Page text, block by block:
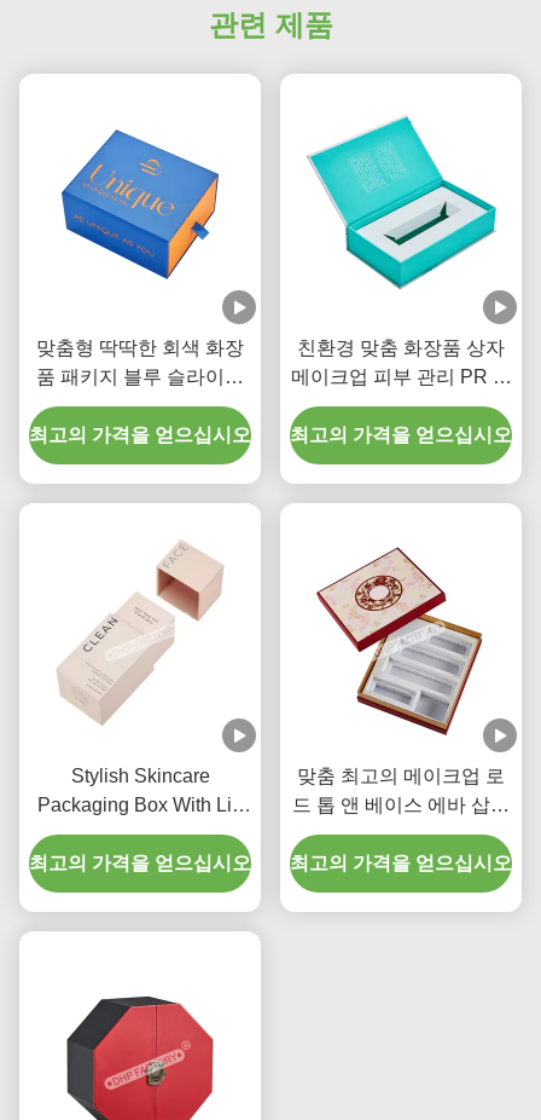
관련 제품
맞춤형 딱딱한 회색 화장
품 패키지 블루 슬라이더
드라워 박스 포일 스탬프
브랜드 로고
최고의 가격을 얻으십시오
친환경 맞춤 화장품 상자
메이크업 피부 관리 PR 가
입 포장
최고의 가격을 얻으십시오
Stylish Skincare
Packaging Box With Lid
And Base Fashionable
Cosmetic Gift Box
최고의 가격을 얻으십시오
맞춤 최고의 메이크업 로
드 톱 앤 베이스 에바 삽입
상자 화장품 패키지
최고의 가격을 얻으십시오